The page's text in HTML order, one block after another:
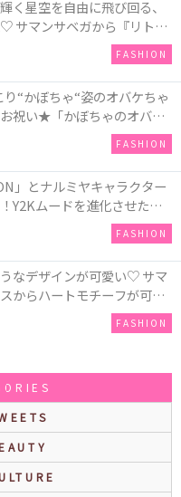
く星空を自由に飛び回る、
サマンサベガから『リトル
アニバーサリーイヤー』を
FASHION
“かぼちゃ“姿のオバケちゃ
祝い★「かぼちゃのオバケ
発売！Q-pot CAFE.では
プレート」も登場
FASHION
」とナルミヤキャラクター
Y2Kムードを進化させた新
FASHION
なデザインが可愛い♡ サマ
からハートモチーフが可愛
売！
FASHION